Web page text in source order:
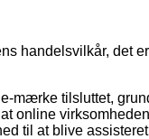
handelsvilkår, det
mærke tilsluttet,
online
til at blive